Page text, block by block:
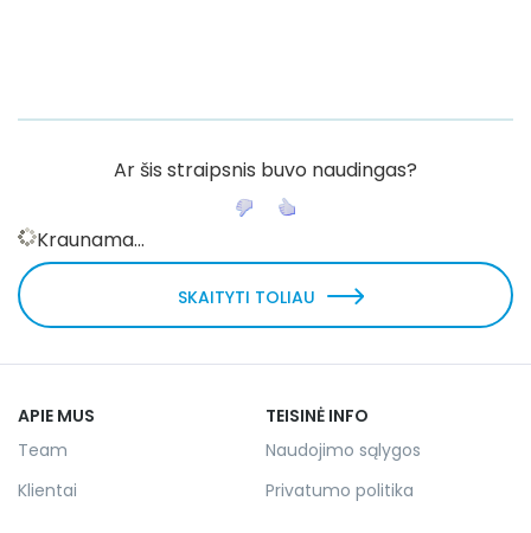
Ar šis straipsnis buvo naudingas?
Kraunama...
SKAITYTI TOLIAU
APIE MUS
Team
Klientai
TEISINĖ INFO
Naudojimo sąlygos
Privatumo politika